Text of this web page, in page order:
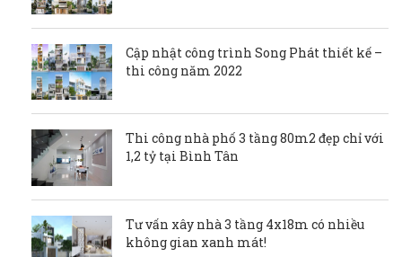
Cập nhật công trình Song Phát thiết kế –
thi công năm 2022
Thi công nhà phố 3 tầng 80m2 đẹp chỉ với
1,2 tỷ tại Bình Tân
Tư vấn xây nhà 3 tầng 4x18m có nhiều
không gian xanh mát!